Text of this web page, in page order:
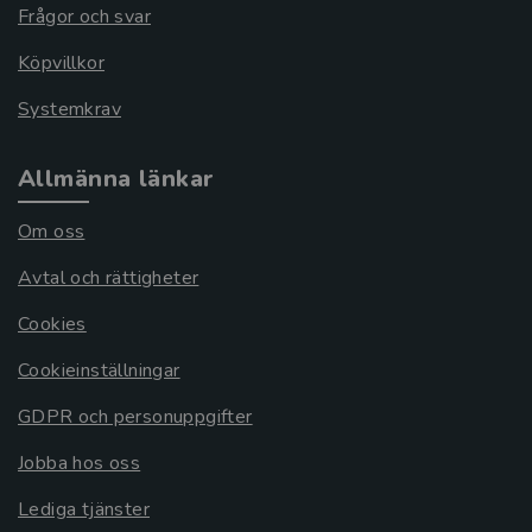
Frågor och svar
Köpvillkor
Systemkrav
Allmänna länkar
Om oss
Avtal och rättigheter
Cookies
Cookieinställningar
GDPR och personuppgifter
Jobba hos oss
Lediga tjänster